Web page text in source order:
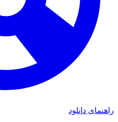
راهنمای دانلود